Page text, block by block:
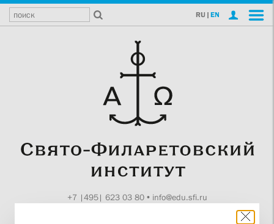
RU | EN
+7 |495| 623 03 80• info@edu.sfi.ru